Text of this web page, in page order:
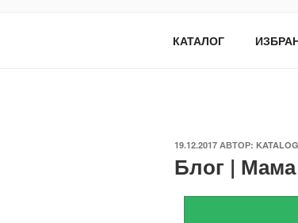
КАТАЛОГ
ОПУБЛИКОВАНО
19.12.2017 АВТОР:
Блог |